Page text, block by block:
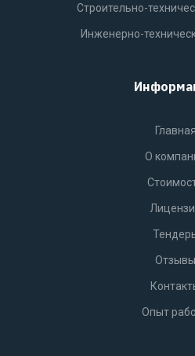
Строительно-
Инженерно-
Главная
О
Отзывы
Опыт